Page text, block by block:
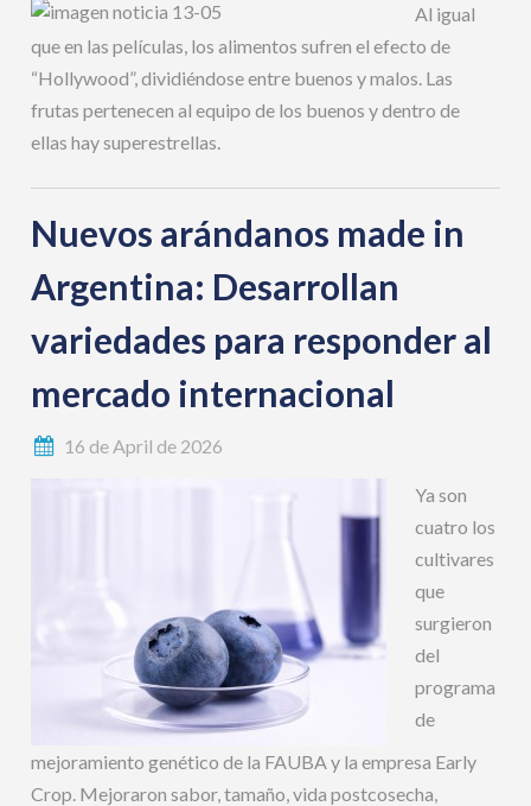
Al igual
que en las películas, los alimentos sufren el efecto de
“Hollywood”, dividiéndose entre buenos y malos. Las
frutas pertenecen al equipo de los buenos y dentro de
ellas hay superestrellas.
Nuevos arándanos made in
Argentina: Desarrollan
variedades para responder al
mercado internacional
16 de April de 2026
Ya son
cuatro los
cultivares
que
surgieron
del
programa
de
mejoramiento genético de la FAUBA y la empresa Early
Crop. Mejoraron sabor, tamaño, vida postcosecha,